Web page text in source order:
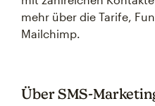
mehr über die Tarife,
Mailchimp.
Über SMS-